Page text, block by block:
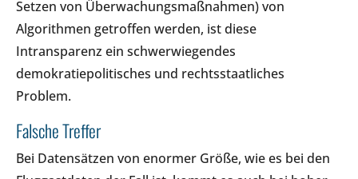
Setzen von Überwachungsmaßnahmen) von
Algorithmen getroffen werden, ist diese
Intransparenz ein schwerwiegendes
demokratiepolitisches und rechtsstaatliches
Problem.
Falsche Treffer
Bei Datensätzen von enormer Größe, wie es bei den